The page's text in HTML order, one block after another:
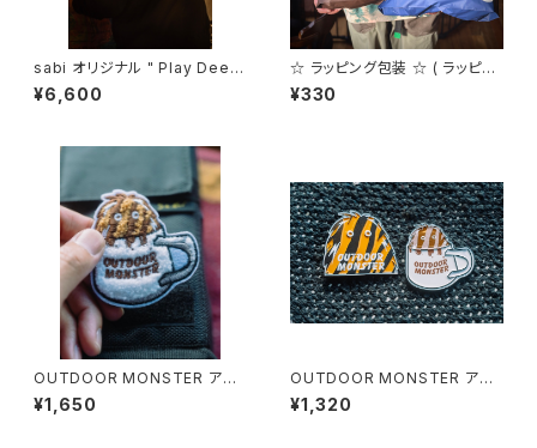
sabi オリジナル " Play Deep
er and Be Yourself " スウェ
ット
¥6,600
☆ ラッピング包装 ☆ ( ラッピン
グをご希望の方はこちらも一緒
にご購入ください。)
¥330
OUTDOOR MONSTER アウ
トドアモンスター モフモフワッペ
ン sabi別注 カップ
¥1,650
OUTDOOR MONSTER アウ
トドアモンスター sabi別注 ピン
バッヂ
¥1,320